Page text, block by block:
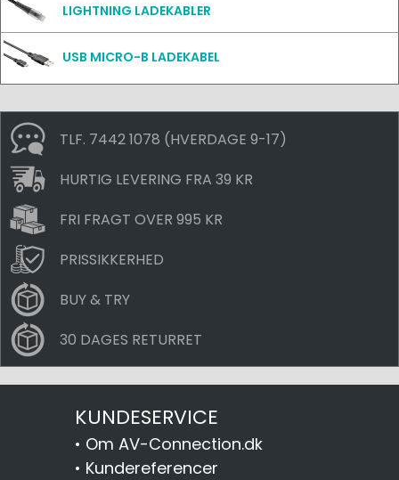
LIGHTNING LADEKABLER
USB MICRO-B LADEKABEL
TLF. 7442 1078 (HVERDAGE 9-17)
HURTIG LEVERING FRA 39 KR
FRI FRAGT OVER 995 KR
PRISSIKKERHED
BUY & TRY
30 DAGES RETURRET
KUNDESERVICE
• Om AV-Connection.dk
• Kundereferencer